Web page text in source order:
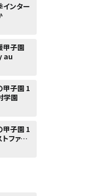
インター
甲子園
au
甲子園 1
学園
甲子園 1
ファー -